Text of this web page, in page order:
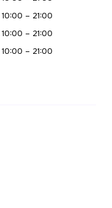
10:00 – 21:00
10:00 – 21:00
10:00 – 21:00